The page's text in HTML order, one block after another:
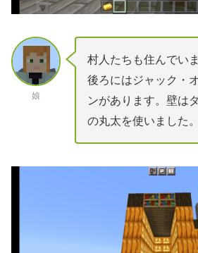
娘
村人たちも住んでい
後ろにはジャック・
ンがあります。壁は
の丸太を使いました。